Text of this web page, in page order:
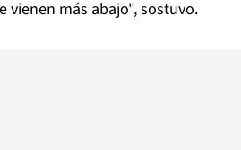
vienen más abajo", sostuvo.